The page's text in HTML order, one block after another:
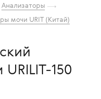
Анализаторы
мочи URIT (Китай)
150